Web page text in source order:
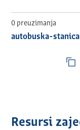
0 preuzimanja
autobuska-
Resursi